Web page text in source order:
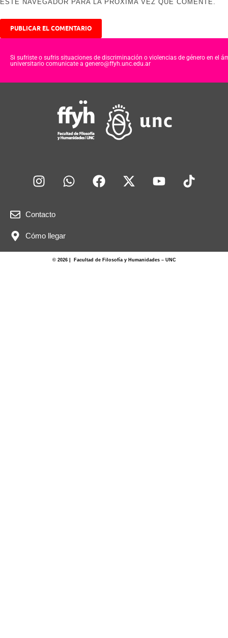
ESTE NAVEGADOR PARA LA PRÓXIMA VEZ QUE COMENTE.
Si sufriste o sufris situaciones de discriminación o violencias de género en el
universitario comunicate a genero@ffyh.unc.edu.ar
Contacto
Cómo llegar
© 2026 | Facultad de Filosofía y Humanidades – UNC